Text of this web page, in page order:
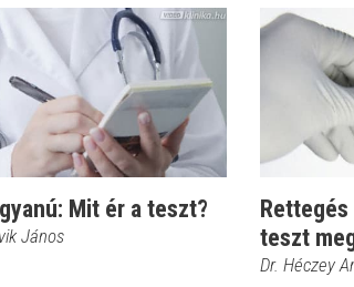
Mit ér a teszt?
János
Rettegés
teszt
Dr. Héczey